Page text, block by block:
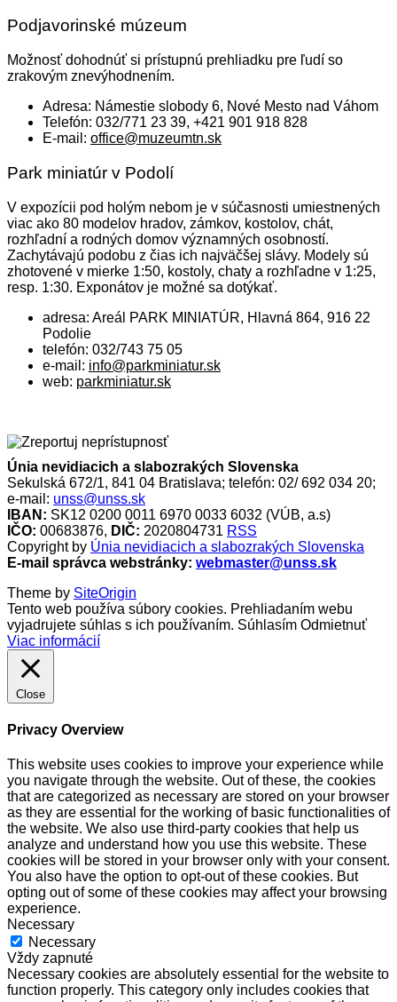
Podjavorinské múzeum
Možnosť dohodnúť si prístupnú prehliadku pre ľudí so
zrakovým znevýhodnením.
Adresa: Námestie slobody 6, Nové Mesto nad Váhom
Telefón: 032/771 23 39, +421 901 918 828
E-mail: office@muzeumtn.sk
Park miniatúr v Podolí
V expozícii pod holým nebom je v súčasnosti umiestnených
viac ako 80 modelov hradov, zámkov, kostolov, chát,
rozhľadní a rodných domov významných osobností.
Zachytávajú podobu z čias ich najväčšej slávy. Modely sú
zhotovené v mierke 1:50, kostoly, chaty a rozhľadne v 1:25,
resp. 1:30. Exponátov je možné sa dotýkať.
adresa: Areál PARK MINIATÚR, Hlavná 864, 916 22
Podolie
telefón: 032/743 75 05
e-mail: info@parkminiatur.sk
web: parkminiatur.sk
Únia nevidiacich a slabozrakých Slovenska
Sekulská 672/1, 841 04 Bratislava; telefón: 02/ 692 034 20;
e-mail: unss@unss.sk
IBAN: SK12 0200 0011 6970 0033 6032 (VÚB, a.s)
IČO: 00683876, DIČ: 2020804731 RSS
Copyright by Únia nevidiacich a slabozrakých Slovenska
E-mail správca webstránky: webmaster@unss.sk
Theme by SiteOrigin
Tento web používa súbory cookies. Prehliadaním webu
vyjadrujete súhlas s ich používaním. Súhlasím Odmietnuť
Viac informácií
Close
Privacy Overview
This website uses cookies to improve your experience while
you navigate through the website. Out of these, the cookies
that are categorized as necessary are stored on your browser
as they are essential for the working of basic functionalities of
the website. We also use third-party cookies that help us
analyze and understand how you use this website. These
cookies will be stored in your browser only with your consent.
You also have the option to opt-out of these cookies. But
opting out of some of these cookies may affect your browsing
experience.
Necessary
Necessary
Vždy zapnuté
Necessary cookies are absolutely essential for the website to
function properly. This category only includes cookies that